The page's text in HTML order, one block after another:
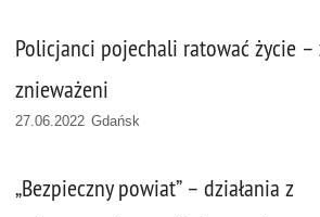
Policjanci pojechali ratować życie –
znieważeni
27.06.2022 Gdańsk
„Bezpieczny powiat” – działania z